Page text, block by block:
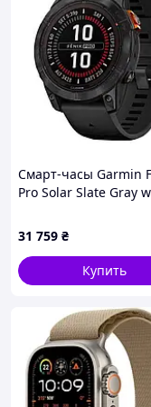
Подробнее о
1. Измерение
крови;
Смарт-часы Garmin
Pro Solar Slate Gray
31 759 ₴
Купить